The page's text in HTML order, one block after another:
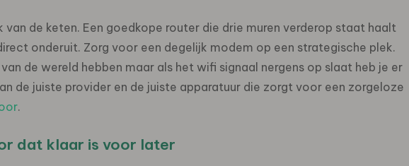
van de keten. Een goedkope router die drie muren verderop staat haalt
onderuit. Zorg voor een degelijk modem op een strategische plek.
de wereld hebben maar als het wifi signaal nergens op slaat heb je er
de juiste provider en de juiste apparatuur die zorgt voor een zorgeloze
.
dat klaar is voor later